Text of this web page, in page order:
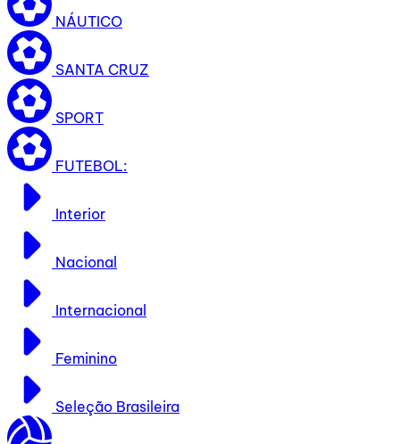
NÁUTICO
SANTA CRUZ
SPORT
FUTEBOL:
Interior
Nacional
Internacional
Feminino
Seleção Brasileira